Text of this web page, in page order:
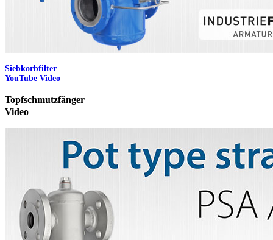
Siebkorbfilter
YouTube Video
Topfschmutzfänger
Video